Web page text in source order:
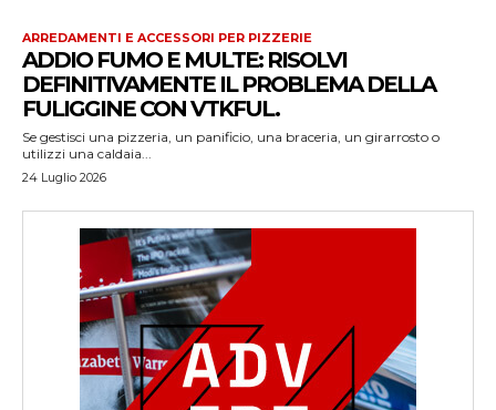
ARREDAMENTI E ACCESSORI PER PIZZERIE
ADDIO FUMO E MULTE: RISOLVI
DEFINITIVAMENTE IL PROBLEMA DELLA
FULIGGINE CON VTKFUL.
Se gestisci una pizzeria, un panificio, una braceria, un girarrosto o
utilizzi una caldaia...
24 Luglio 2026